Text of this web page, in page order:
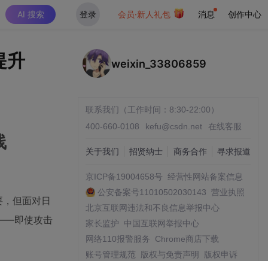
AI 搜索 登录 会员·新人礼包 消息 创作中心
升
但面对日
即使攻击
weixin_33806859
联系我们（工作时间：8:30-22:00）
400-660-0108
kefu@csdn.net 在线客服
关于我们 招贤纳士 商务合作 寻求报道
京ICP备19004658号 经营性网站备案信息
公安备案号11010502030143 营业执照
北京互联网违法和不良信息举报中心
家长监护
中国互联网举报中心
网络110报警服务
Chrome商店下载
账号管理规范
版权与免责声明
版权申诉